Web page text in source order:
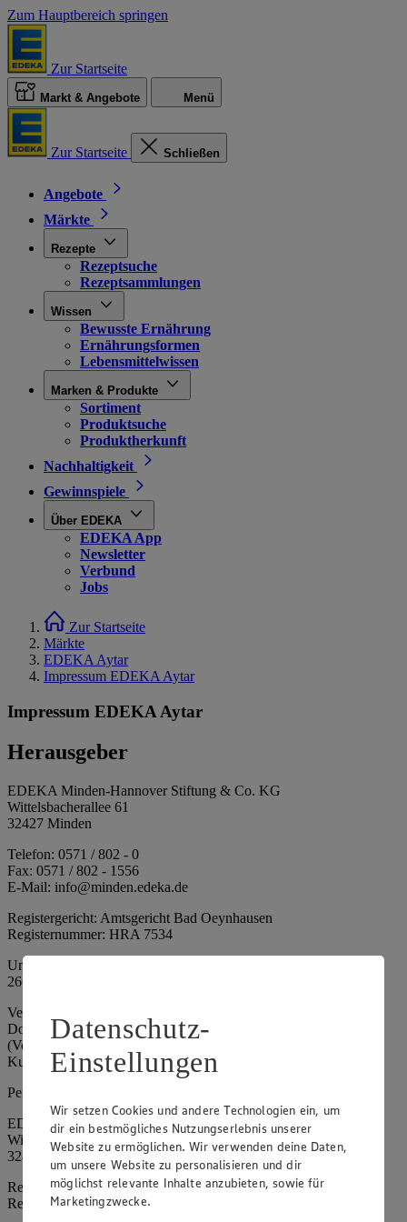
Zum Hauptbereich springen
Zur Startseite
Markt & Angebote Menü
Zur Startseite Schließen
Angebote
Märkte
Rezepte
Rezeptsuche
Rezeptsammlungen
Wissen
Bewusste Ernährung
Ernährungsformen
Lebensmittelwissen
Marken & Produkte
Sortiment
Produktsuche
Produktherkunft
Nachhaltigkeit
Gewinnspiele
Über EDEKA
EDEKA App
Newsletter
Verbund
Jobs
Zur Startseite
Märkte
EDEKA Aytar
Impressum EDEKA Aytar
Impressum EDEKA Aytar
Herausgeber
EDEKA Minden-Hannover Stiftung & Co. KG
Wittelsbacherallee 61
32427 Minden
Telefon: 0571 / 802 - 0
Fax: 0571 / 802 - 1556
E-Mail: info@minden.edeka.de
Registergericht: Amtsgericht Bad Oeynhausen
Registernummer: HRA 7534
Umsatzsteuer-Identifikationsnummer gem. § 27a UStG: DE
266067317
Vertretungsberechtigte: Mark Rosenkranz (Sprecher), Eileen
Dominique Klingsiek (Vorstandsmitglied), Ulf-U. Plath
(Vorstandsmitglied), Stephan Wohler (Vorstandsmitglied), Marc
Kuhlmann (Aufsichtsratsvorsitzender)
Persönlich haftende Gesellschafterin:
EDEKA Minden-Hannover Holding GmbH
Wittelsbacherallee 61
32427 Minden
Registergericht: Amtsgericht Bad Oeynhausen
Registernummer: HRB 4086
Datenschutz-
Einstellungen
Wir setzen Cookies und andere Technologien ein, um
dir ein bestmögliches Nutzungserlebnis unserer
Website zu ermöglichen. Wir verwenden deine Daten,
um unsere Website zu personalisieren und dir
möglichst relevante Inhalte anzubieten, sowie für
Marketingzwecke.